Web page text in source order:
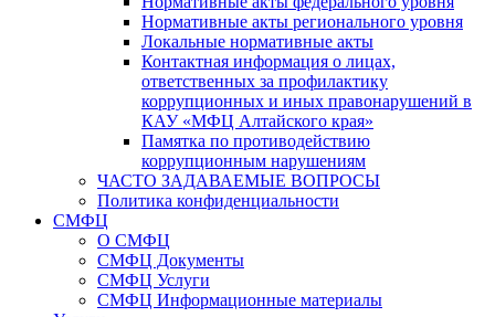
Нормативные акты регионального уровня
Локальные нормативные акты
Контактная информация о лицах,
ответственных за профилактику
коррупционных и иных правонарушений в
КАУ «МФЦ Алтайского края»
Памятка по противодействию
коррупционным нарушениям
ЧАСТО ЗАДАВАЕМЫЕ ВОПРОСЫ
Политика конфиденциальности
СМФЦ
О СМФЦ
СМФЦ Документы
СМФЦ Услуги
СМФЦ Информационные материалы